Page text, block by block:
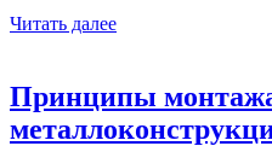
Читать далее
Принципы